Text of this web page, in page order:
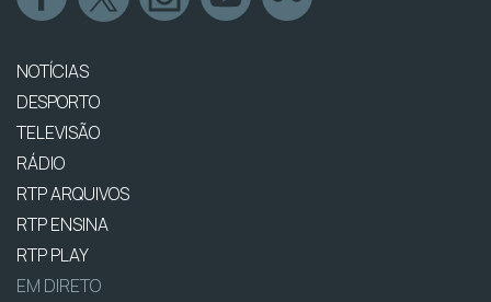
NOTÍCIAS
DESPORTO
TELEVISÃO
RÁDIO
RTP ARQUIVOS
RTP ENSINA
RTP PLAY
EM DIRETO